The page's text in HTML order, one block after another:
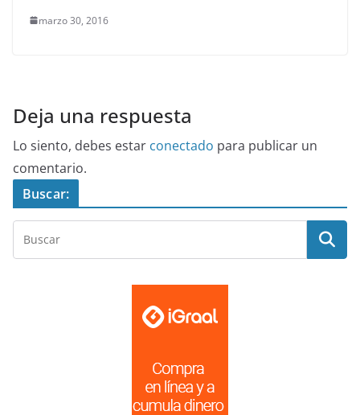
marzo 30, 2016
Deja una respuesta
Lo siento, debes estar conectado para publicar un
comentario.
Buscar: